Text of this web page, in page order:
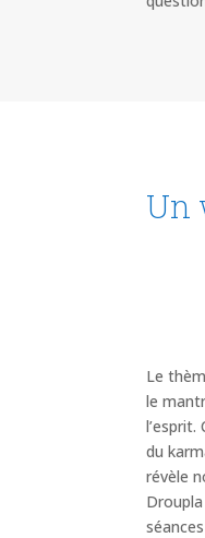
Un
Le
le
du
révèle